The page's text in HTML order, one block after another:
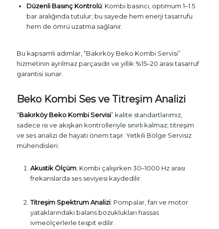
Düzenli Basınç Kontrolü: Kombi basıncı, optimum 1–1.5
bar aralığında tutulur; bu sayede hem enerji tasarrufu
hem de ömrü uzatma sağlanır.
Bu kapsamlı adımlar, “Bakırköy Beko Kombi Servisi”
hizmetinin ayrılmaz parçasıdır ve yıllık %15–20 arası tasarruf
garantisi sunar.
Beko Kombi Ses ve Titreşim Analizi
“Bakırköy Beko Kombi Servisi” kalite standartlarımız,
sadece ısı ve akışkan kontrolleriyle sınırlı kalmaz; titreşim
ve ses analizi de hayati önem taşır. Yetkili Bölge Servisiz
mühendisleri:
Akustik Ölçüm: Kombi çalışırken 30–1000 Hz arası
frekanslarda ses seviyesi kaydedilir.
Titreşim Spektrum Analizi: Pompalar, fan ve motor
yataklarındaki balans bozuklukları hassas
ivmeölçerlerle tespit edilir.